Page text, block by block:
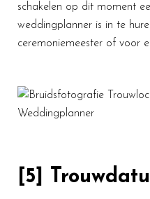
schakelen op dit moment
weddingplanner is in te
ceremoniemeester of voor
[5]